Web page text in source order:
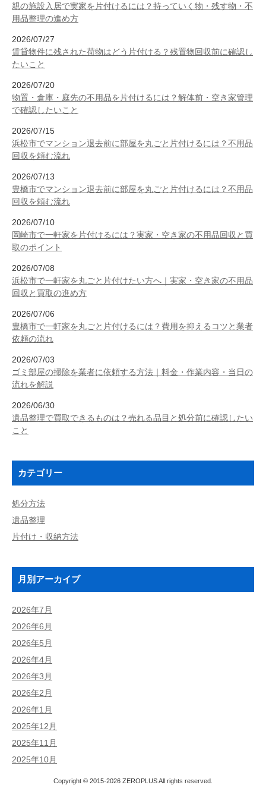
親の施設入居で実家を片付けるには？持っていく物・残す物・不
用品整理の進め方
2026/07/27
賃貸物件に残された荷物はどう片付ける？残置物回収前に確認し
たいこと
2026/07/20
物置・倉庫・庭先の不用品を片付けるには？解体前・空き家管理
で確認したいこと
2026/07/15
浜松市でマンション退去前に部屋を丸ごと片付けるには？不用品
回収を頼む流れ
2026/07/13
豊橋市でマンション退去前に部屋を丸ごと片付けるには？不用品
回収を頼む流れ
2026/07/10
岡崎市で一軒家を片付けるには？実家・空き家の不用品回収と買
取のポイント
2026/07/08
浜松市で一軒家を丸ごと片付けたい方へ｜実家・空き家の不用品
回収と買取の進め方
2026/07/06
豊橋市で一軒家を丸ごと片付けるには？費用を抑えるコツと業者
依頼の流れ
2026/07/03
ゴミ部屋の掃除を業者に依頼する方法｜料金・作業内容・当日の
流れを解説
2026/06/30
遺品整理で買取できるものは？売れる品目と処分前に確認したい
こと
カテゴリー
処分方法
遺品整理
片付け・収納方法
月別アーカイブ
2026年7月
2026年6月
2026年5月
2026年4月
2026年3月
2026年2月
2026年1月
2025年12月
2025年11月
2025年10月
Copyright © 2015-2026 ZEROPLUSAll rights reserved.